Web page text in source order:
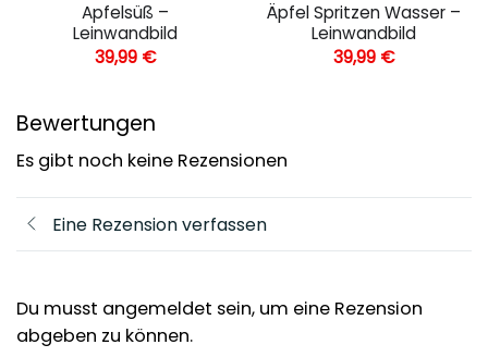
Apfelsüß –
Leinwandbild
39,99 €
Äpfel Spritzen Wasser –
Leinwandbild
39,99 €
Bewertungen
Es gibt noch keine Rezensionen
Eine Rezension verfassen
Du musst angemeldet sein, um eine Rezension
abgeben zu können.